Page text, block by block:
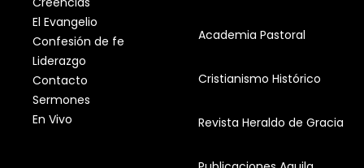
El Evangelio
Confesión de fe
Liderazgo
Contacto
Sermones
En Vivo
Academia Pastoral
Cristianismo Histórico
Revista Heraldo de Gracia